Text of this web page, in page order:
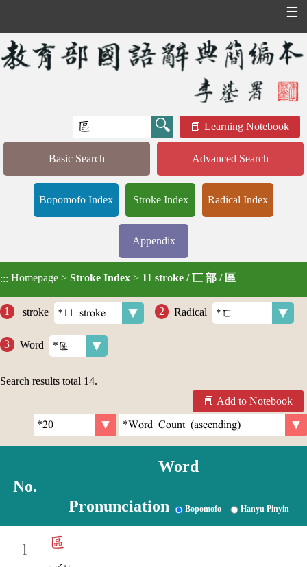
☰
Learning Notebook
Basic Search Advanced Search
Bopomofo Index Stroke Index Radical Index
Appendix
::: Homepage > Stroke Index > 11 stroke / 匸 部 / 區
stroke Radical
Word
Search results total 14.
Add to Notebook
No.
Word
Pronunciation Bopomofo Hanyu Pinyin
1 區